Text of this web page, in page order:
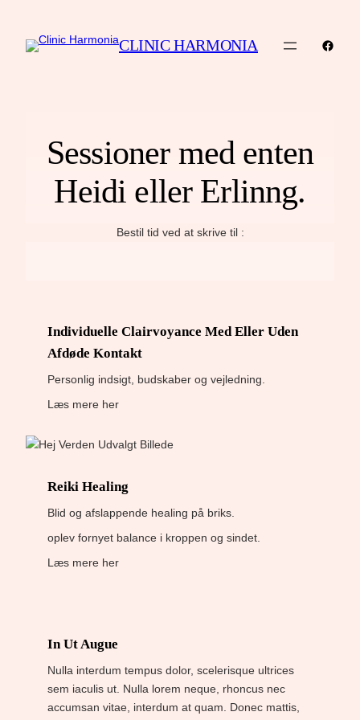
CLINIC HARMONIA
Sessioner med enten
Heidi eller Erlinng.
Bestil tid ved at skrive til :
Individuelle Clairvoyance Med Eller Uden
Afdøde Kontakt
Personlig indsigt, budskaber og vejledning.
Læs mere her
Reiki Healing
Blid og afslappende healing på briks.
oplev fornyet balance i kroppen og sindet.
Læs mere her
In Ut Augue
Nulla interdum tempus dolor, scelerisque ultrices
sem iaculis ut. Nulla lorem neque, rhoncus nec
accumsan vitae, interdum at quam. Donec mattis,